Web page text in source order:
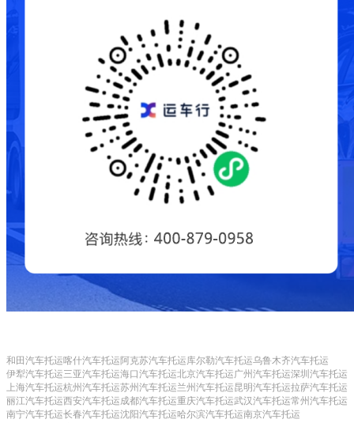
和田汽车托运喀什汽车托运阿克苏汽车托运库尔勒汽车托运乌鲁木齐汽车托运
伊犁汽车托运三亚汽车托运海口汽车托运北京汽车托运广州汽车托运深圳汽车托运
上海汽车托运杭州汽车托运苏州汽车托运兰州汽车托运昆明汽车托运拉萨汽车托运
丽江汽车托运西安汽车托运成都汽车托运重庆汽车托运武汉汽车托运常州汽车托运
南宁汽车托运长春汽车托运沈阳汽车托运哈尔滨汽车托运南京汽车托运